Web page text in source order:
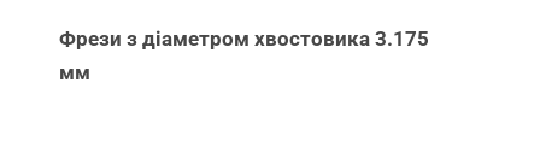
Фрези з діаметром хвостовика 3.175
мм